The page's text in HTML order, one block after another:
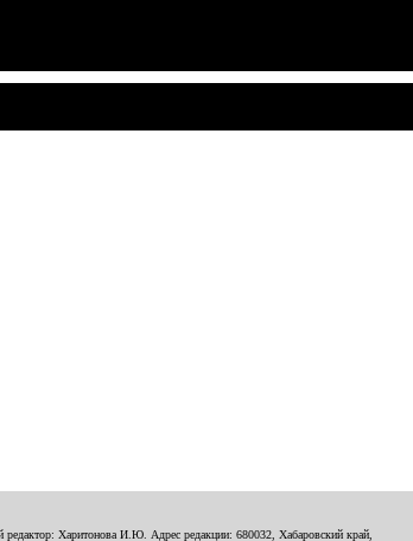
Харитонова И.Ю. Адрес редакции: 680032, Хабаровский край,